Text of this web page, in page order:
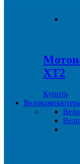
XT2
Купить